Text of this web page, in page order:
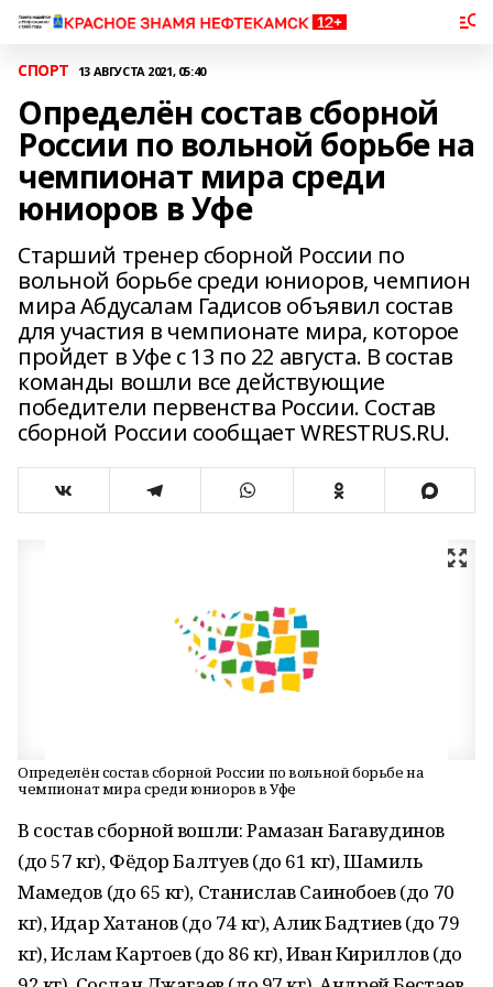
СПОРТ 13 АВГУСТА 2021, 05:40
Определён состав сборной
России по вольной борьбе на
чемпионат мира среди
юниоров в Уфе
Старший тренер сборной России по
вольной борьбе среди юниоров, чемпион
мира Абдусалам Гадисов объявил состав
для участия в чемпионате мира, которое
пройдет в Уфе с 13 по 22 августа. В состав
команды вошли все действующие
победители первенства России. Состав
сборной России сообщает WRESTRUS.RU.
Определён состав сборной России по вольной борьбе на
чемпионат мира среди юниоров в Уфе
В состав сборной вошли: Рамазан Багавудинов
(до 57 кг), Фёдор Балтуев (до 61 кг), Шамиль
Мамедов (до 65 кг), Станислав Саинобоев (до 70
кг), Идар Хатанов (до 74 кг), Алик Бадтиев (до 79
кг), Ислам Картоев (до 86 кг), Иван Кириллов (до